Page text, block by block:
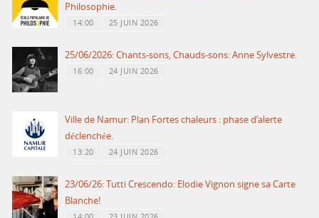
Philosophie.
14:00 25 JUIN 2026
25/06/2026: Chants-sons, Chauds-sons: Anne Sylvestre.
16:00 24 JUIN 2026
Ville de Namur: Plan Fortes chaleurs : phase d’alerte
déclenchée.
13:20 24 JUIN 2026
23/06/26: Tutti Crescendo: Elodie Vignon signe sa Carte
Blanche!